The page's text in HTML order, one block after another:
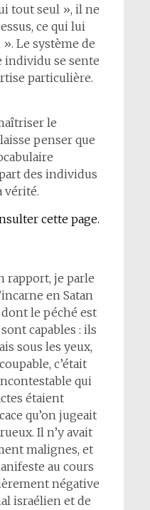
tout seul », il ne
ce qui lui
Le système de
individu se sente
particulière.
le
penser que
des individus
vérité.
cette page.
rapport, je parle
en Satan
le péché est
capables : ils
sous les yeux,
c’était
qui
étaient
qu’on jugeait
Il n’y avait
malignes, et
au cours
négative
israélien et de